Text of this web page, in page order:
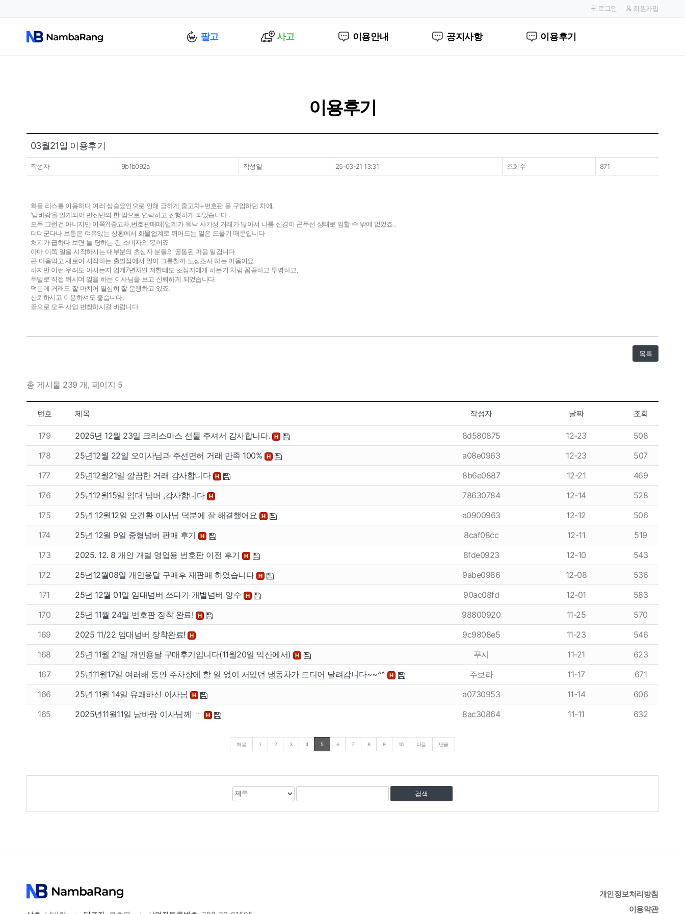
팔고
개인넘버
법인넘버
사고
개인넘버
법인넘버
이용안내
공지사항
공지사항
이용후기
이용후기
로그인 회원가입
팔고 사고 이용안내 공지사항 이용후기
이용후기
03월21일 이용후기
작성자 9b1b092a 작성일 25-03-21 13:31 조회수 871
화물 리스를 이용하다 여러 상승요인으로 인해 급하게 중고차+번호판 을 구입하던 차에,
‘남바랑’을 알게되어 반신반의 한 맘으로 연락하고 진행하게 되었습니다 .
모두 그런건 아니지만 이쪽?(중고차,번호판매매)업계가 워낙 사기성 거래가 많아서 나름 신경이 곤두선 상태로 임할 수 밖에 없었죠..
더더군다나 보통은 여유있는 상황에서 화물업계로 뛰어드는 일은 드물기 때문입니다
처지가 급하다 보면 늘 당하는 건 소비자의 몫이죠
아마 이쪽 일을 시작하시는 대부분의 초심자 분들의 공통된 마음 일겁니다
큰 마음먹고 새로이 시작하는 출발점에서 일이 그를칠까 노심초사 하는 마음이요
하지만 이런 우려도 아시는지 업계7년차인 저한테도 초심자에게 하는거 처럼 꼼꼼하고 투명하고,
두발로 직접 뛰시며 일을 하는 이사님을 보고 신뢰하게 되었습니다.
덕분에 거래도 잘 마치어 열심히 잘 운행하고 있죠.
신뢰하시고 이용하셔도 좋습니다.
끝으로 모두 사업 번창하시길 바랍니다
목록
총 게시물 239 개, 페이지 5
번호 제목 작성자 날짜 조회
179 2025년 12월 23일 크리스마스 선물 주셔서 감사합니다. H 8d580875 12-23
508
178
25년12월 22일 오이사님과 주선면허 거래 만족 100% H a08e0963 12-23
507
177
25년12월21일 깔끔한 거래 감사합니다 H 8b6e0887 12-21
469
176
25년12월15일 임대 넘버 ,감사합니다 H 78630784 12-14
528
175
25년 12월12일 오건환 이사님 덕분에 잘 해결했어요 H a0900963 12-12
506
174
25년 12월 9일 중형넘버 판매 후기 H 8caf08cc 12-11
519
173
2025. 12. 8 개인 개별 영업용 번호판 이전 후기 H 8fde0923 12-10
543
172
25년12월08일 개인용달 구매후 재판매 하였습니다 H 9abe0986 12-08
536
171
25년 12월 01일 임대넘버 쓰다가 개별넘버 양수 H 90ac08fd 12-01
583
170
25년 11월 24일 번호판 장착 완료! H 98800920 11-25
570
169
2025 11/22 임대넘버 장착완료! H 9c9808e5 11-23
546
168
25년 11월 21일 개인용달 구매후기입니다(11월20일 익산에서) H 푸시 11-21
623
167
25년11월17일 여러해 동안 주차장에 할 일 없이 서있던 냉동차가 드디어 달려갑니다~~^^ H 주보라 11-17
671
166
25년 11월 14일 유쾌하신 이사님 H a0730953 11-14
606
165
2025년11월11일 남바랑 이사님께 ᆢ H 8ac30864 11-11 632
처음 1 2 3 4 5 6 7 8 9 10 다음 맨끝
검
검
색
대
상
검
어
개인정보처리방침
이용약관